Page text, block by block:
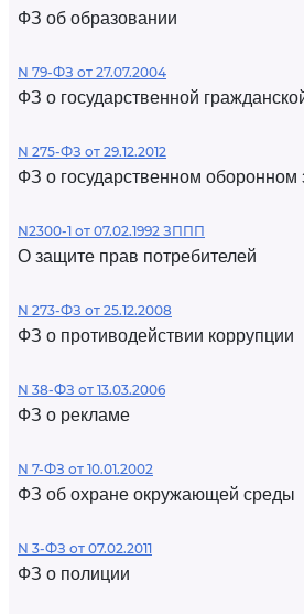
ФЗ об образовании
N 79-ФЗ от 27.07.2004
ФЗ о государственной
N 275-ФЗ от 29.12.2012
ФЗ о государственном оборонном
N2300-1 от 07.02.1992 ЗППП
О защите прав потребителей
N 273-ФЗ от 25.12.2008
ФЗ о противодействии коррупции
N 38-ФЗ от 13.03.2006
ФЗ о рекламе
N 7-ФЗ от 10.01.2002
ФЗ об охране окружающей среды
N 3-ФЗ от 07.02.2011
ФЗ о полиции